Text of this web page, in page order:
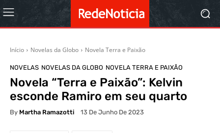
Início Novelas da Globo Novela Terra e Paixão
NOVELAS NOVELAS DA GLOBO NOVELA TERRA E PAIXÃO
Novela “Terra e Paixão”: Kelvin
esconde Ramiro em seu quarto
By Martha Ramazotti 13 De Junho De 2023